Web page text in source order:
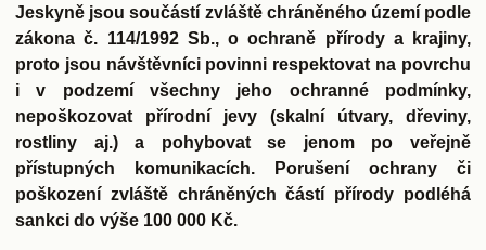
Jeskyně jsou součástí zvláště chráněného území podle
zákona č. 114/1992 Sb., o ochraně přírody a krajiny,
proto jsou návštěvníci povinni respektovat na povrchu
i v podzemí všechny jeho ochranné podmínky,
nepoškozovat přírodní jevy (skalní útvary, dřeviny,
rostliny aj.) a pohybovat se jenom po veřejně
přístupných komunikacích. Porušení ochrany či
poškození zvláště chráněných částí přírody podléhá
sankci do výše 100 000 Kč.